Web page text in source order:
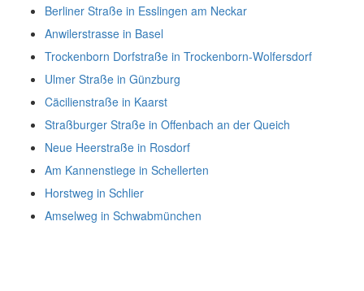
Berliner Straße in Esslingen am Neckar
Anwilerstrasse in Basel
Trockenborn Dorfstraße in Trockenborn-Wolfersdorf
Ulmer Straße in Günzburg
Cäcilienstraße in Kaarst
Straßburger Straße in Offenbach an der Queich
Neue Heerstraße in Rosdorf
Am Kannenstiege in Schellerten
Horstweg in Schlier
Amselweg in Schwabmünchen